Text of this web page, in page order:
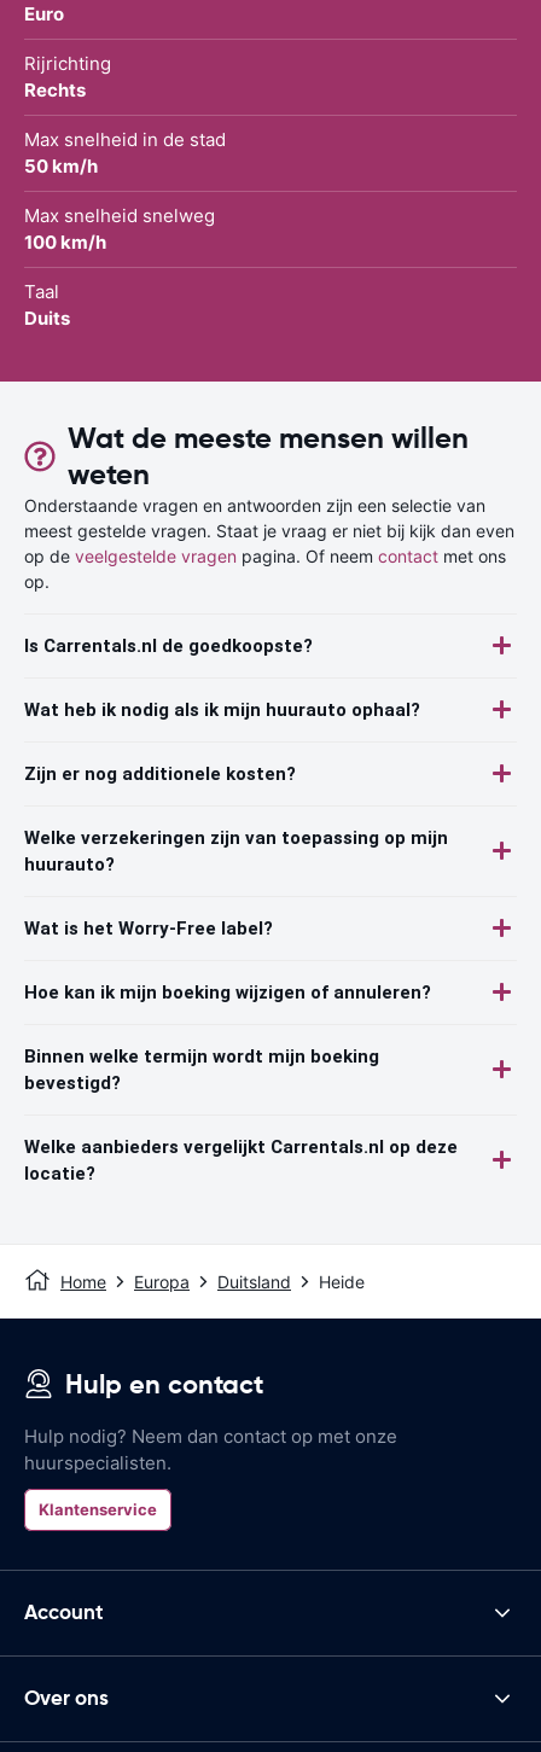
Euro
Rijrichting
Rechts
Max snelheid in de stad
50 km/h
Max snelheid snelweg
100 km/h
Taal
Duits
Wat de meeste mensen willen
weten
Onderstaande vragen en antwoorden zijn een selectie van
meest gestelde vragen. Staat je vraag er niet bij kijk dan even
op de veelgestelde vragen pagina. Of neem contact met ons
op.
Is Carrentals.nl de goedkoopste?
Wat heb ik nodig als ik mijn huurauto ophaal?
Zijn er nog additionele kosten?
Welke verzekeringen zijn van toepassing op mijn
huurauto?
Wat is het Worry-Free label?
Hoe kan ik mijn boeking wijzigen of annuleren?
Binnen welke termijn wordt mijn boeking
bevestigd?
Welke aanbieders vergelijkt Carrentals.nl op deze
locatie?
Home Europa Duitsland Heide
Hulp en contact
Hulp nodig? Neem dan contact op met onze
huurspecialisten.
Klantenservice
Account
Over ons